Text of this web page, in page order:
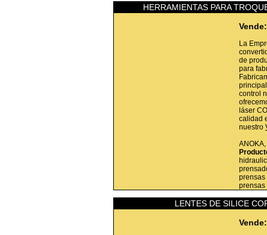
HERRAMIENTAS PARA
Vende:
La
de
para
control
láser
calidad
nuestro
ANOKA,
prensas
LENTES DE SILICE
Vende: